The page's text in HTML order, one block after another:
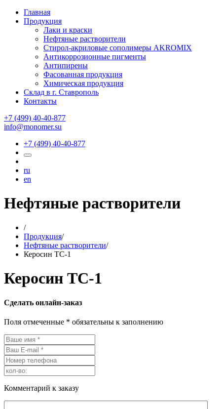
Главная
Продукция
Лаки и краски
Нефтяные растворители
Стирол-акриловые сополимеры AKROMIX
Антикоррозионные пигменты
Антипирены
Фасованная продукция
Химическая продукция
Склад в г. Ставрополь
Контакты
+7 (499) 40-40-877
info@monomer.su
+7 (499) 40-40-877
ru
en
Нефтяные растворители
/
Продукция/
Нефтяные растворители/
Керосин ТС-1
Керосин ТС-1
Сделать онлайн-заказ
Поля отмеченные * обязательны к заполнению
Комментарий к заказу